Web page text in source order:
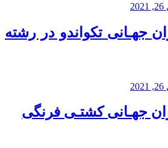
جهـانی تکواندو در رشته
جهـانی کشتـی فرنگی